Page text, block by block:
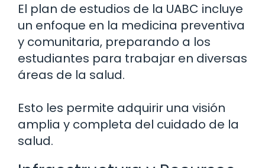
El plan de estudios de la UABC incluye
un enfoque en la medicina preventiva
y comunitaria, preparando a los
estudiantes para trabajar en diversas
áreas de la salud.
Esto les permite adquirir una visión
amplia y completa del cuidado de la
salud.